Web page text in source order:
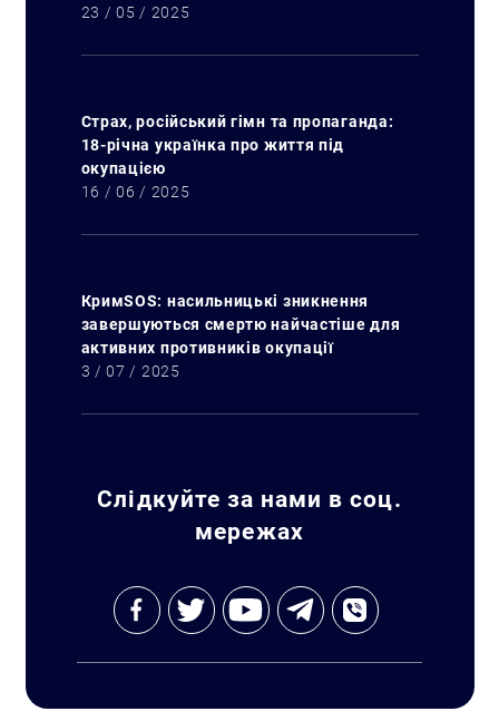
23 / 05 / 2025
Страх, російський гімн та пропаганда:
18-річна українка про життя під
окупацією
16 / 06 / 2025
КримSOS: насильницькі зникнення
завершуються смертю найчастіше для
активних противників окупації
3 / 07 / 2025
Слідкуйте за нами в соц.
мережах